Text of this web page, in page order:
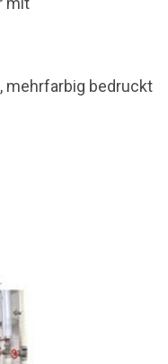
mehrfarbig bedruckt